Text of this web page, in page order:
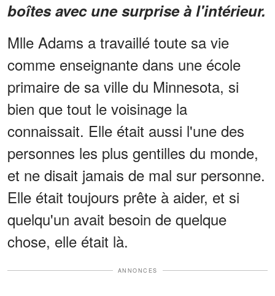
boîtes avec une surprise à l'intérieur.
Mlle Adams a travaillé toute sa vie
comme enseignante dans une école
primaire de sa ville du Minnesota, si
bien que tout le voisinage la
connaissait. Elle était aussi l'une des
personnes les plus gentilles du monde,
et ne disait jamais de mal sur personne.
Elle était toujours prête à aider, et si
quelqu'un avait besoin de quelque
chose, elle était là.
ANNONCES